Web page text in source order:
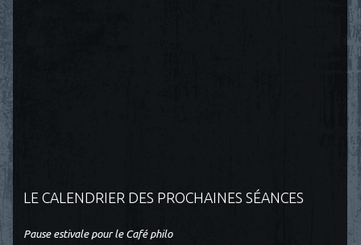
LE CALENDRIER DES PROCHAINES SÉANCES
Pause estivale pour le Café philo